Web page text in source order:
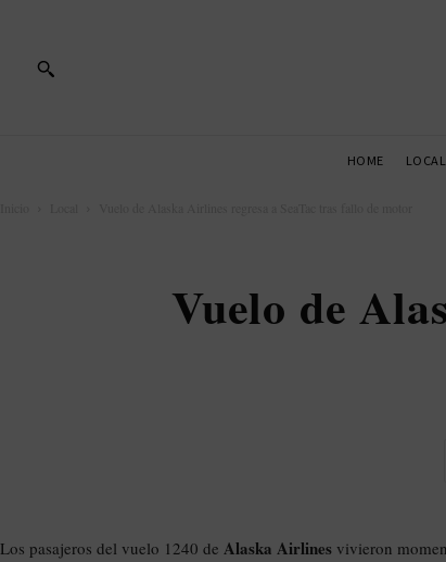
HOME LOCAL
Vuelo de
Los pasajeros del vuelo 1240 de Alaska Airlines vivieron